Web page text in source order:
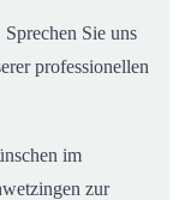
Sie uns
professionellen
im
zur